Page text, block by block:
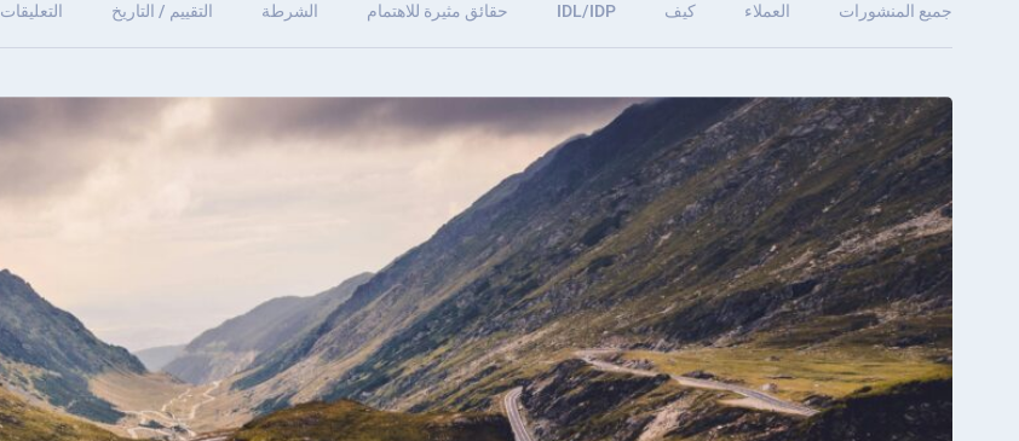
جميع المنشورات العملاء كيف IDL/IDP حقائق مثيرة للاهتمام الشرطة التقييم / التاريخ التعليقات